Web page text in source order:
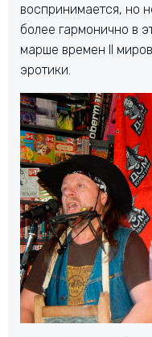
воспринимается, но
более гармонично в
марше времен II
эротики.